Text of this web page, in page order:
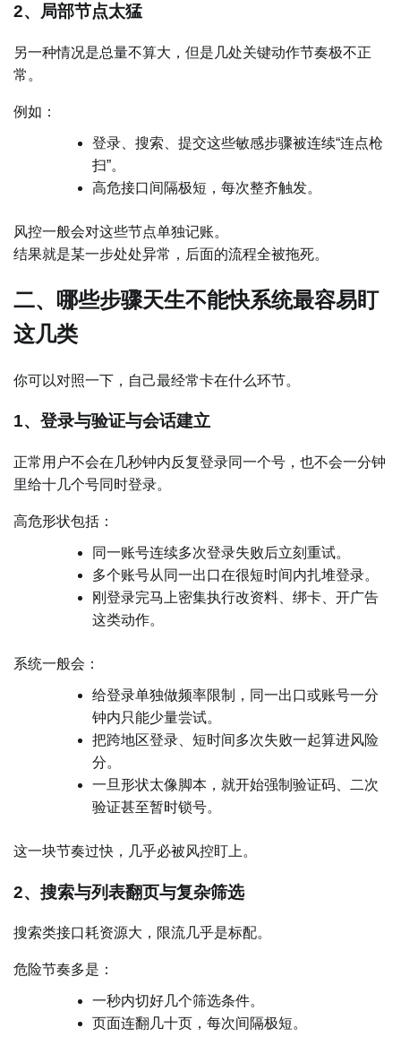
2、局部节点太猛
另一种情况是总量不算大，但是几处关键动作节奏极不正
常。
例如：
登录、搜索、提交这些敏感步骤被连续“连点枪
扫”。
高危接口间隔极短，每次整齐触发。
风控一般会对这些节点单独记账。
结果就是某一步处处异常，后面的流程全被拖死。
二、哪些步骤天生不能快系统最容易盯
这几类
你可以对照一下，自己最经常卡在什么环节。
1、登录与验证与会话建立
正常用户不会在几秒钟内反复登录同一个号，也不会一分钟
里给十几个号同时登录。
高危形状包括：
同一账号连续多次登录失败后立刻重试。
多个账号从同一出口在很短时间内扎堆登录。
刚登录完马上密集执行改资料、绑卡、开广告
这类动作。
系统一般会：
给登录单独做频率限制，同一出口或账号一分
钟内只能少量尝试。
把跨地区登录、短时间多次失败一起算进风险
分。
一旦形状太像脚本，就开始强制验证码、二次
验证甚至暂时锁号。
这一块节奏过快，几乎必被风控盯上。
2、搜索与列表翻页与复杂筛选
搜索类接口耗资源大，限流几乎是标配。
危险节奏多是：
一秒内切好几个筛选条件。
页面连翻几十页，每次间隔极短。